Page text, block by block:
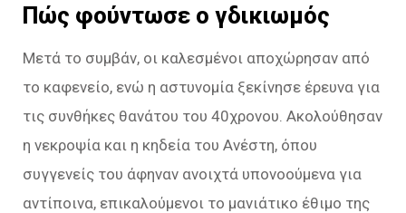
Πώς φούντωσε ο γδικιωμός
Μετά το συμβάν, οι καλεσμένοι αποχώρησαν από
το καφενείο, ενώ η αστυνομία ξεκίνησε έρευνα για
τις συνθήκες θανάτου του 40χρονου. Ακολούθησαν
η νεκροψία και η κηδεία του Ανέστη, όπου
συγγενείς του άφηναν ανοιχτά υπονοούμενα για
αντίποινα, επικαλούμενοι το μανιάτικο έθιμο της